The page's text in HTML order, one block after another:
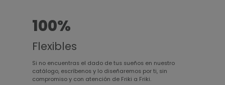
100%
Flexibles
Si no encuentras el dado de tus sueños en nuestro
catálogo, escríbenos y lo diseñaremos por ti, sin
compromiso y con atención de Friki a Friki.